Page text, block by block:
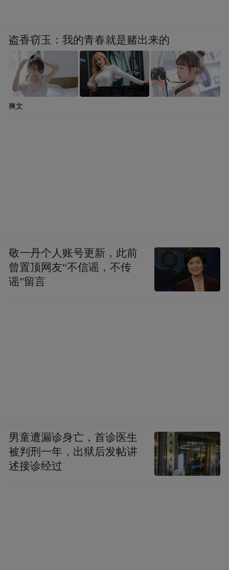
盗香窃玉：我的青春就是赌出来的
爽文
敬一丹个人账号更新，此前
曾置顶网友“不信谣，不传
谣”留言
男童遭漏诊身亡，首诊医生
被判刑一年，出狱后发帖讲
述接诊经过